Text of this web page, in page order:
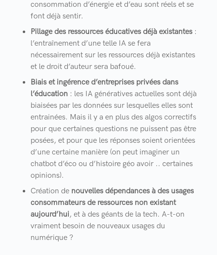
consommation d’énergie et d’eau sont réels et se
font déjà sentir.
Pillage des ressources éducatives déjà existantes :
l’entraînement d’une telle IA se fera
nécessairement sur les ressources déjà existantes
et le droit d’auteur sera bafoué.
Biais et ingérence d’entreprises privées dans
l’éducation : les IA génératives actuelles sont déjà
biaisées par les données sur lesquelles elles sont
entrainées. Mais il y a en plus des algos correctifs
pour que certaines questions ne puissent pas être
posées, et pour que les réponses soient orientées
d’une certaine manière (on peut imaginer un
chatbot d’éco ou d’histoire géo avoir .. certaines
opinions).
Création de nouvelles dépendances à des usages
consommateurs de ressources non existant
aujourd’hui, et à des géants de la tech. A-t-on
vraiment besoin de nouveaux usages du
numérique ?